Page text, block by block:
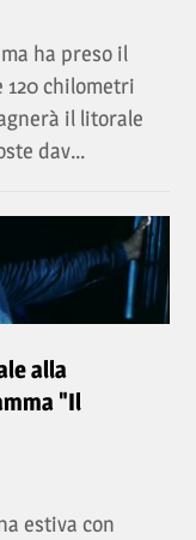
ha preso il
chilometri
il litorale
dav...
alla
"Il
estiva con